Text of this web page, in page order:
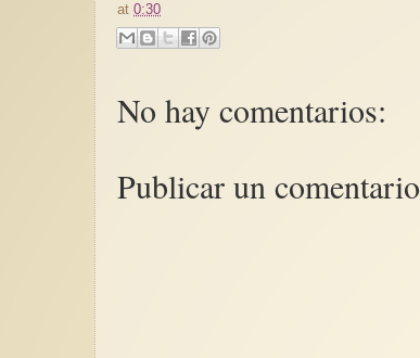
at0:30
No hay comentarios:
Publicar un comentario